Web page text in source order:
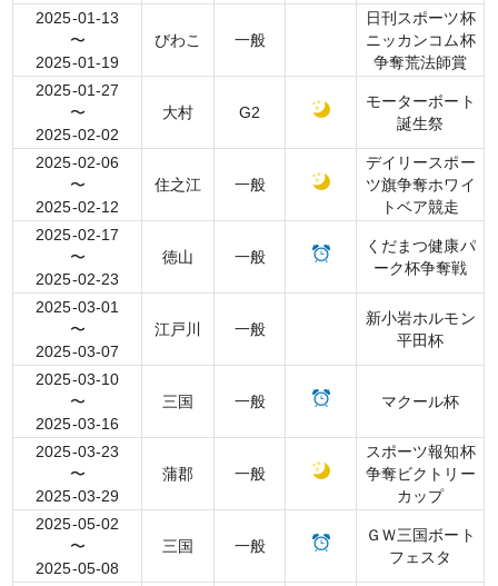
2025-01-13
〜
2025-01-19
びわこ 一般
日刊スポーツ杯
ニッカンコム杯
争奪荒法師賞
2025-01-27
〜
2025-02-02
大村 G2
モーターボート
誕生祭
2025-02-06
〜
2025-02-12
住之江 一般
デイリースポー
ツ旗争奪ホワイ
トベア競走
2025-02-17
〜
2025-02-23
徳山 一般
くだまつ健康パ
ーク杯争奪戦
2025-03-01
〜
2025-03-07
江戸川 一般
新小岩ホルモン
平田杯
2025-03-10
〜
2025-03-16
三国 一般 マクール杯
2025-03-23
〜
2025-03-29
蒲郡 一般
スポーツ報知杯
争奪ビクトリー
カップ
2025-05-02
〜
2025-05-08
三国 一般
ＧＷ三国ボート
フェスタ